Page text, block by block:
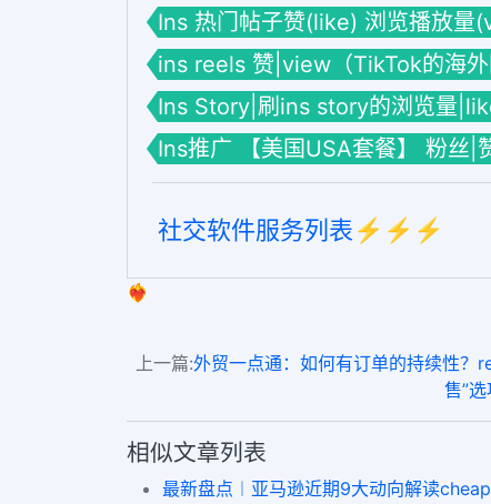
Ins 热门帖子赞(like) 浏览播放量
ins reels 赞|view（TikTok的海外
Ins Story|刷ins story的浏览量
Ins推广 【美国USA套餐】 粉丝|
社交软件服务列表⚡️⚡️⚡️
❤️‍🔥
上一篇:外贸一点通：如何有订单的持续性？
售”
相似文章列表
最新盘点︱亚马逊近期9大动向解读